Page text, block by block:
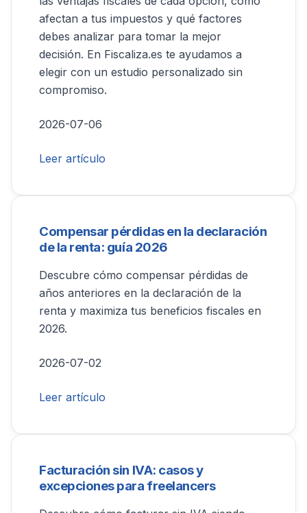
afectan a tus impuestos y qué factores
debes analizar para tomar la mejor
decisión. En Fiscaliza.es te ayudamos a
elegir con un estudio personalizado sin
compromiso.
2026-07-06
Leer artículo
Compensar pérdidas en la declaración
de la renta: guía 2026
Descubre cómo compensar pérdidas de
años anteriores en la declaración de la
renta y maximiza tus beneficios fiscales en
2026.
2026-07-02
Leer artículo
Facturación sin IVA: casos y
excepciones para freelancers